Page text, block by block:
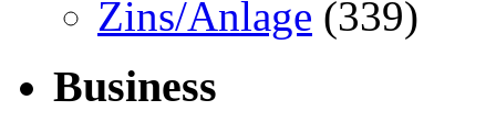
Zins/Anlage (339)
Business